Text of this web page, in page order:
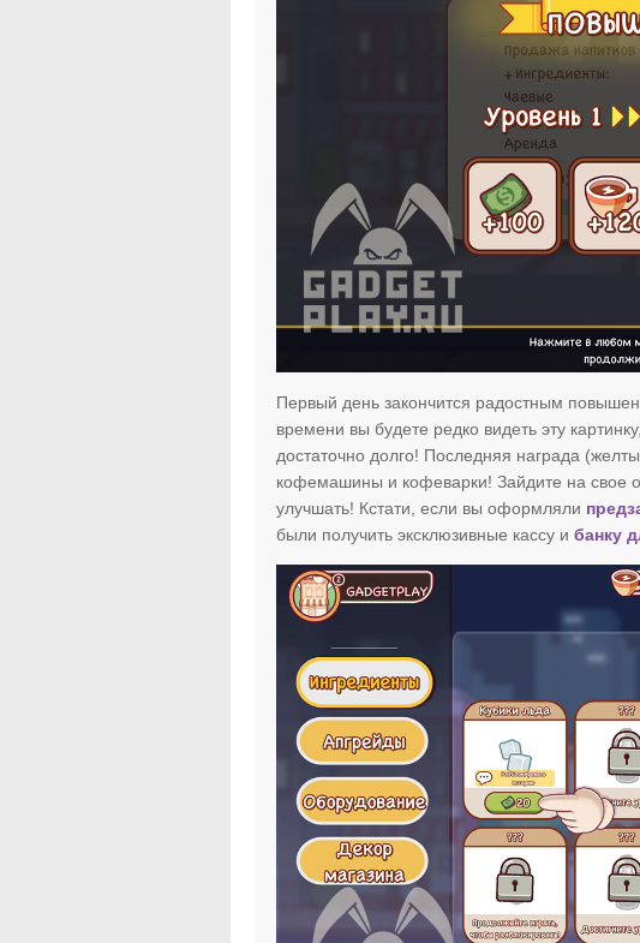
Первый день закончится радостным
времени вы будете редко видеть эту
достаточно долго! Последняя награда
кофемашины и кофеварки! Зайдите на свое
улучшать! Кстати, если вы оформляли
были получить эксклюзивные кассу ибанку